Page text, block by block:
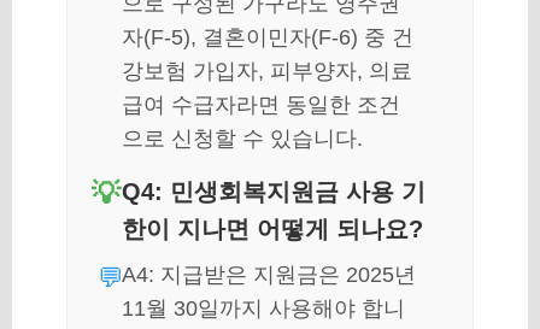
자(F-5), 결혼이민자(F-6) 중 건
강보험 가입자, 피부양자, 의료
급여 수급자라면 동일한 조건
으로 신청할 수 있습니다.
Q4: 민생회복지원금 사용 기
한이 지나면 어떻게 되나요?
A4: 지급받은 지원금은 2025년
11월 30일까지 사용해야 합니